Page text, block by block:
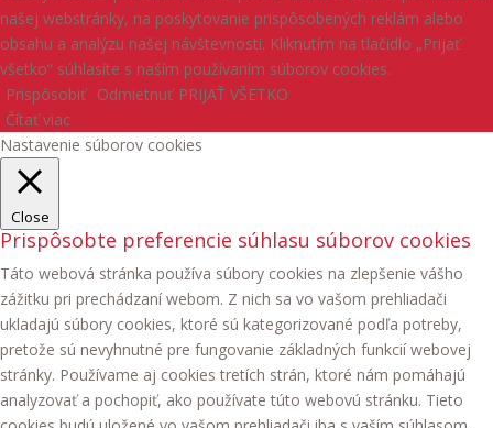
našej webstránky, na poskytovanie prispôsobených reklám alebo
obsahu a analýzu našej návštevnosti. Kliknutím na tlačidlo „Prijať
všetko“ súhlasíte s naším používaním súborov cookies.
Prispôsobiť Odmietnuť PRIJAŤ VŠETKO
Čítať viac
Nastavenie súborov cookies
Close
Prispôsobte preferencie súhlasu súborov cookies
Táto webová stránka používa súbory cookies na zlepšenie vášho
zážitku pri prechádzaní webom. Z nich sa vo vašom prehliadači
ukladajú súbory cookies, ktoré sú kategorizované podľa potreby,
pretože sú nevyhnutné pre fungovanie základných funkcií webovej
stránky. Používame aj cookies tretích strán, ktoré nám pomáhajú
analyzovať a pochopiť, ako používate túto webovú stránku. Tieto